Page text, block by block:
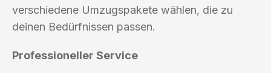
verschiedene Umzugspakete wählen, die zu
deinen Bedürfnissen passen.
Professioneller Service